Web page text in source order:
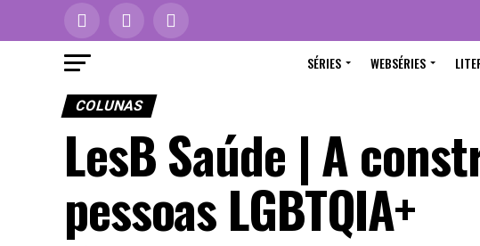
SÉRIES WEBSÉRIES
COLUNAS
LesB Saúde | A
pessoas LGBTQIA+